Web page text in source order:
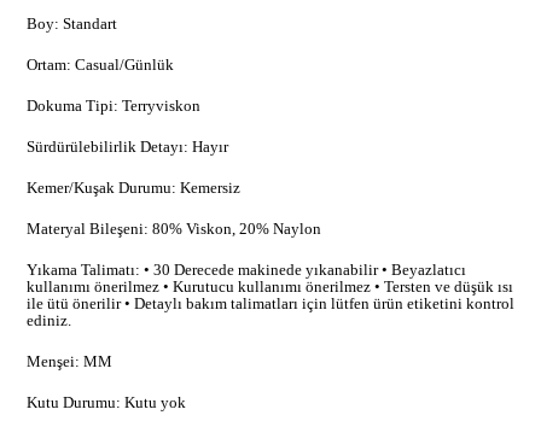
Boy: Standart
Ortam: Casual/Günlük
Dokuma Tipi: Terryviskon
Sürdürülebilirlik Detayı: Hayır
Kemer/Kuşak Durumu: Kemersiz
Materyal Bileşeni: 80% Viskon, 20% Naylon
Yıkama Talimatı: • 30 Derecede makinede yıkanabilir • Beyazlatıcı
kullanımı önerilmez • Kurutucu kullanımı önerilmez • Tersten ve düşük ısı
ile ütü önerilir • Detaylı bakım talimatları için lütfen ürün etiketini kontrol
ediniz.
Menşei: MM
Kutu Durumu: Kutu yok